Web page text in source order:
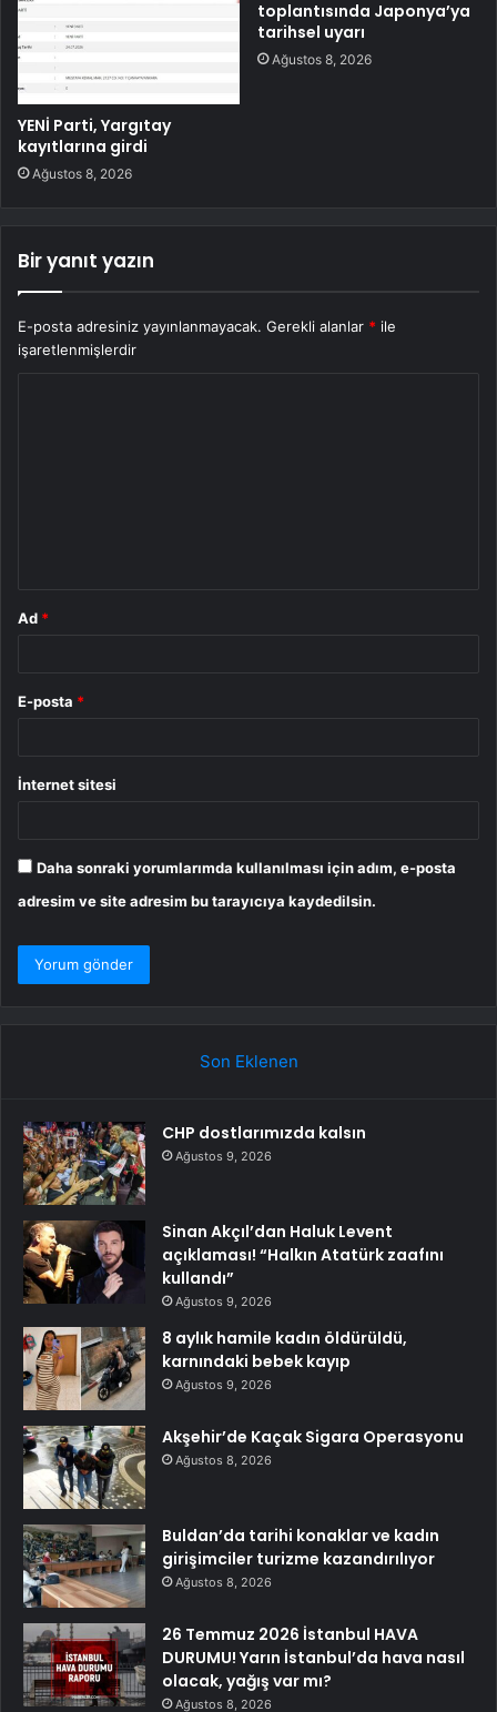
YENİ Parti, Yargıtay
kayıtlarına girdi
Ağustos 8, 2026
toplantısında Japonya’ya
tarihsel uyarı
Ağustos 8, 2026
Bir yanıt yazın
E-posta adresiniz yayınlanmayacak. Gerekli alanlar * ile
işaretlenmişlerdir
Ad *
E-posta *
İnternet sitesi
Daha sonraki yorumlarımda kullanılması için adım, e-posta
adresim ve site adresim bu tarayıcıya kaydedilsin.
Son Eklenen
CHP dostlarımızda kalsın
Ağustos 9, 2026
Sinan Akçıl’dan Haluk Levent
açıklaması! “Halkın Atatürk zaafını
kullandı”
Ağustos 9, 2026
8 aylık hamile kadın öldürüldü,
karnındaki bebek kayıp
Ağustos 9, 2026
Akşehir’de Kaçak Sigara Operasyonu
Ağustos 8, 2026
Buldan’da tarihi konaklar ve kadın
girişimciler turizme kazandırılıyor
Ağustos 8, 2026
26 Temmuz 2026 İstanbul HAVA
DURUMU! Yarın İstanbul’da hava nasıl
olacak, yağış var mı?
Ağustos 8, 2026